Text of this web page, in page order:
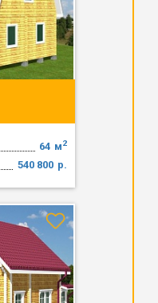
м2
64
р.
540 800